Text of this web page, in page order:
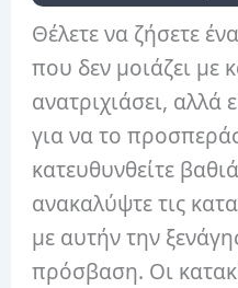
Θέλετε να ζήσετε
που δεν μοιάζει με
ανατριχιάσει, αλλά
για να το
κατευθυνθείτε
ανακαλύψτε τις
με αυτήν την
πρόσβαση. Οι